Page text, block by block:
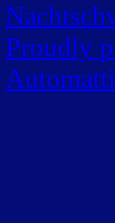
Proudly